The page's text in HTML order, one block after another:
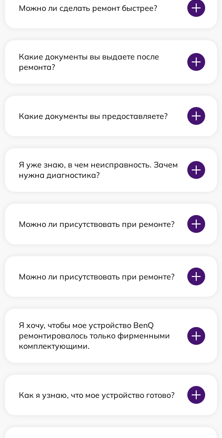
Можно ли сделать ремонт быстрее?
Какие документы вы выдаете после
ремонта?
Какие документы вы предоставляете?
Я уже знаю, в чем неисправность. Зачем
нужна диагностика?
Можно ли присутствовать при ремонте?
Можно ли присутствовать при ремонте?
Я хочу, чтобы мое устройство BenQ
ремонтировалось только фирменными
комплектующими.
Как я узнаю, что мое устройство готово?